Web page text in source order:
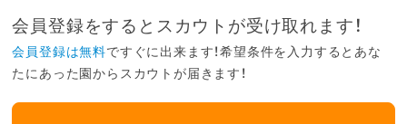
会員登録をするとスカウトが受け取れます！
会員登録は無料ですぐに出来ます！希望条件を入力するとあな
たにあった園からスカウトが届きます！